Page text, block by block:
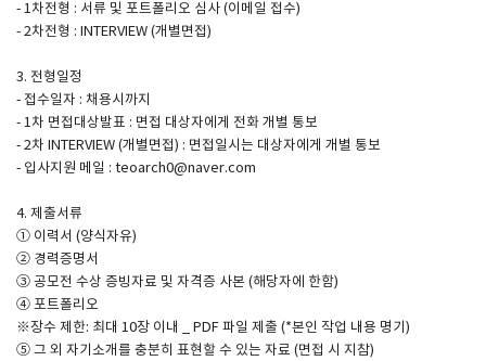
- 1차전형 : 서류 및 포트폴리오 심사 (이메일 접수)
- 2차전형 : INTERVIEW (개별면접)
3. 전형일정
- 접수일자 : 채용시까지
- 1차 면접대상발표 : 면접 대상자에게 전화 개별 통보
- 2차 INTERVIEW (개별면접) : 면접일시는 대상자에게 개별 통보
- 입사지원 메일 : teoarch0@naver.com
4. 제출서류
① 이력서 (양식자유)
② 경력증명서
③ 공모전 수상 증빙자료 및 자격증 사본 (해당자에 한함)
④ 포트폴리오
※장수 제한: 최대 10장 이내 _ PDF 파일 제출 (*본인 작업 내용 명기)
⑤ 그 외 자기소개를 충분히 표현할 수 있는 자료 (면접 시 지참)